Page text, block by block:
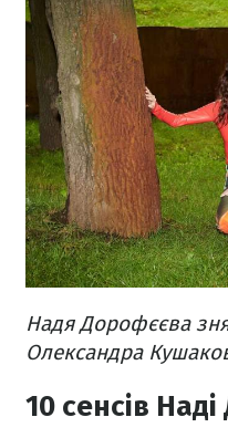
Надя Дорофєєва
Олександра
10 сенсів